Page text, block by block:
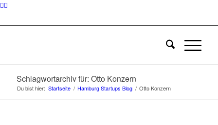
Schlagwortarchiv für: Otto Konzern
Du bist hier: Startseite / Hamburg Startups Blog / Otto Konzern